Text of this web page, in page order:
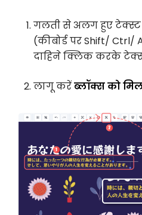
गलती से अलग हुए
(कीबोर्ड पर Shift/
दाहिने क्लिक करके
लागू करेंब्लॉक्स को